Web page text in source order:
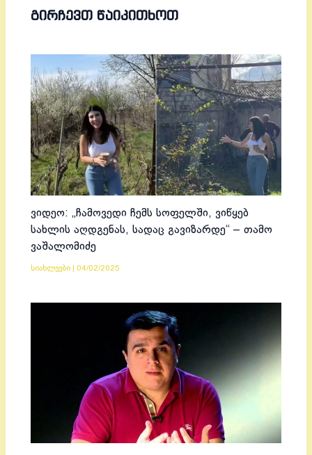
ᲒᲘᲠᲩᲔᲕᲗ ᲬᲐᲘᲙᲘᲗᲮᲝᲗ
ვიდეო: „ჩამოვედი ჩემს სოფელში, ვიწყებ
სახლის აღდგენას, სადაც გავიზარდე“ – თამო
ვაშალომიძე
სიახლეები 04/02/2025